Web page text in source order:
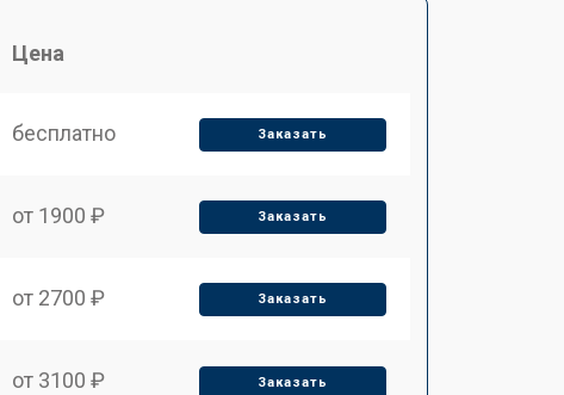
Цена
бесплатно Заказать
от 1900 ₽ Заказать
от 2700 ₽ Заказать
от 3100 ₽ Заказать